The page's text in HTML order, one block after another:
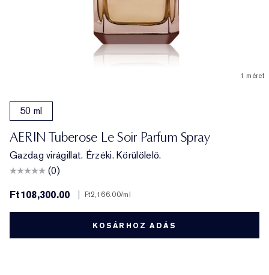
1 méret
50 ml
AERIN Tuberose Le Soir Parfum Spray
Gazdag virágillat. Érzéki. Körülölelő.
(0)
Ft108,300.00
Ft2,166.00/ml
KOSÁRHOZ ADÁS